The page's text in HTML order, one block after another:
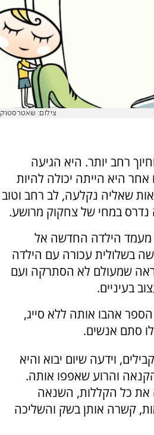
צילום: שאטרסטוק
רחב יותר. היא הגיעה
אחר היא הייתה יכולה להיות
שאליה נקלעה, לב רחב וטוב
נדרס במחי של צחקוק מרושע.
מעמד הילדה החדשה אל
בשלולית עכורה עם הילדה
שמעולם לא הסתרקה ועם
בעיניים.
אהבו אותה ללא סייג,
סתם אנשים.
וידעה שיום יבוא והיא
והרוע שאפפו אותה.
את כל הקללות, השנאה
קשרה אותן בשק והשליכה